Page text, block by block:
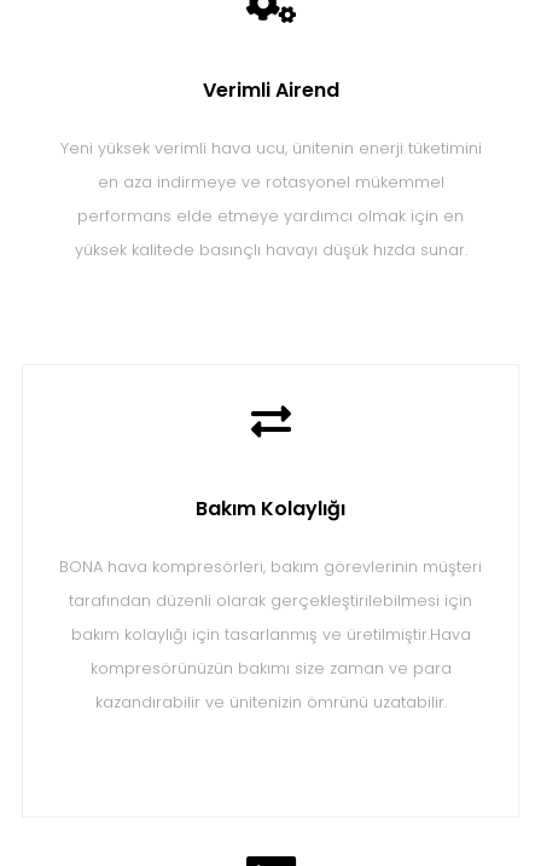
Verimli Airend
Yeni yüksek verimli hava ucu, ünitenin enerji tüketimini
en aza indirmeye ve rotasyonel mükemmel
performans elde etmeye yardımcı olmak için en
yüksek kalitede basınçlı havayı düşük hızda sunar.
Bakım Kolaylığı
BONA hava kompresörleri, bakım görevlerinin müşteri
tarafından düzenli olarak gerçekleştirilebilmesi için
bakım kolaylığı için tasarlanmış ve üretilmiştir.Hava
kompresörünüzün bakımı size zaman ve para
kazandırabilir ve ünitenizin ömrünü uzatabilir.